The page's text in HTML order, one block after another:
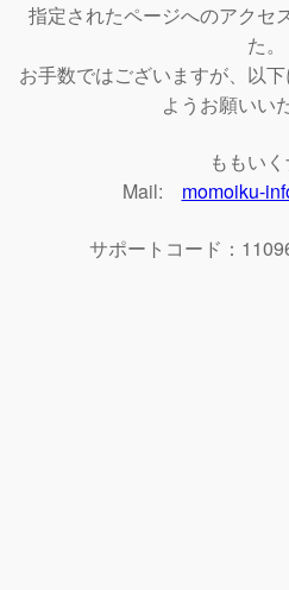
指定されたページへのアクセ
た。
お手数ではございますが、以
ようお願いい
ももい
Mail: momoiku-
サポートコード：